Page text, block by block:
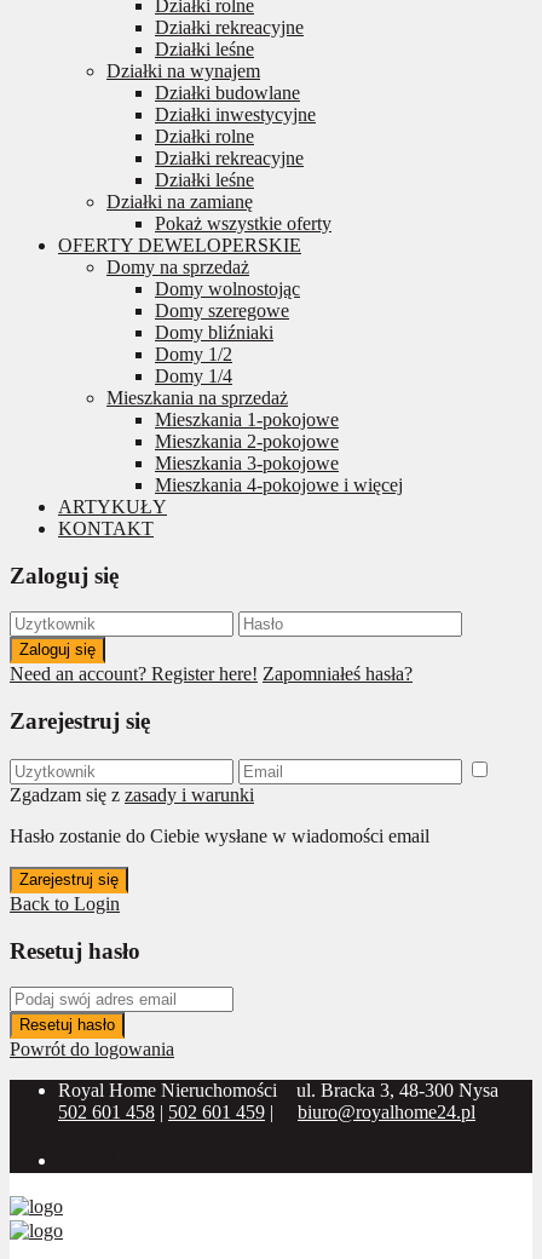
Działki rolne
Działki rekreacyjne
Działki leśne
Działki na wynajem
Działki budowlane
Działki inwestycyjne
Działki rolne
Działki rekreacyjne
Działki leśne
Działki na zamianę
Pokaż wszystkie oferty
OFERTY DEWELOPERSKIE
Domy na sprzedaż
Domy wolnostojąc
Domy szeregowe
Domy bliźniaki
Domy 1/2
Domy 1/4
Mieszkania na sprzedaż
Mieszkania 1-pokojowe
Mieszkania 2-pokojowe
Mieszkania 3-pokojowe
Mieszkania 4-pokojowe i więcej
ARTYKUŁY
KONTAKT
Zaloguj się
Zaloguj się
Need an account? Register here! Zapomniałeś hasła?
Zarejestruj się
Zgadzam się z zasady i warunki
Hasło zostanie do Ciebie wysłane w wiadomości email
Zarejestruj się
Back to Login
Resetuj hasło
Resetuj hasło
Powrót do logowania
Royal Home Nieruchomości
ul. Bracka 3, 48-300 Nysa
502 601 458 | 502 601 459 | biuro@royalhome24.pl